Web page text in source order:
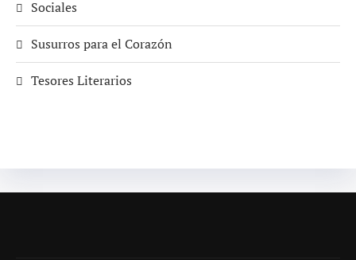
Sociales
Susurros para el Corazón
Tesores Literarios